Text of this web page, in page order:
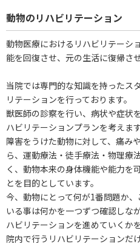
動物のリハビリテーション
動物医療におけるリハビリテーシ
能を回復させ、元の生活に復帰さ
当院では専門的な知識を持ったス
リテーションを行っております。
獣医師の診察を行い、病状や症状
ハビリテーションプランを考えます
障害をうけた動物に対して、痛み
ら、運動療法・徒手療法・物理療
く、動物本来の身体機能や能力を
とを目的としています。
今、動物にとって何が1番問題か
いる事は何かを一つずつ確認しな
ハビリテーションを進めていくか
院内で行うリハビリテーションだ